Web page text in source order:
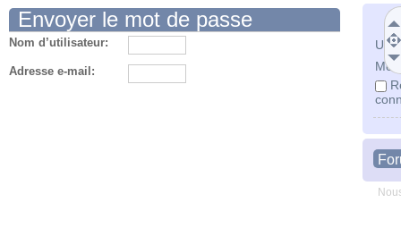
Mot
Envoyer le mot de passe
Nom d’utilisateur:
Adresse e-mail: